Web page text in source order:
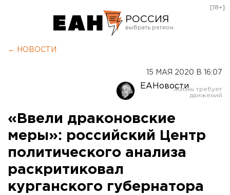
РОССИЯ
Оренбург
[18+]
← НОВОСТИ
15 МАЯ 2020 В 16:07
ЕАНовости
«Ввели драконовские
меры»: российский Центр
политического анализа
раскритиковал
курганского губернатора